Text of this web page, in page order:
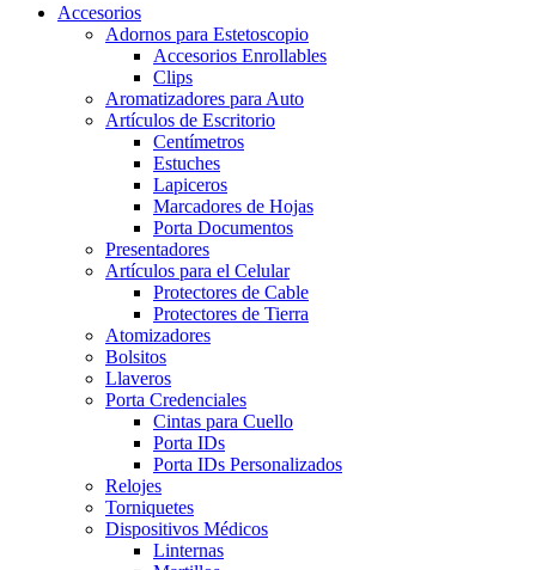
Accesorios
Adornos para Estetoscopio
Accesorios Enrollables
Clips
Aromatizadores para Auto
Artículos de Escritorio
Centímetros
Estuches
Lapiceros
Marcadores de Hojas
Porta Documentos
Presentadores
Artículos para el Celular
Protectores de Cable
Protectores de Tierra
Atomizadores
Bolsitos
Llaveros
Porta Credenciales
Cintas para Cuello
Porta IDs
Porta IDs Personalizados
Relojes
Torniquetes
Dispositivos Médicos
Linternas